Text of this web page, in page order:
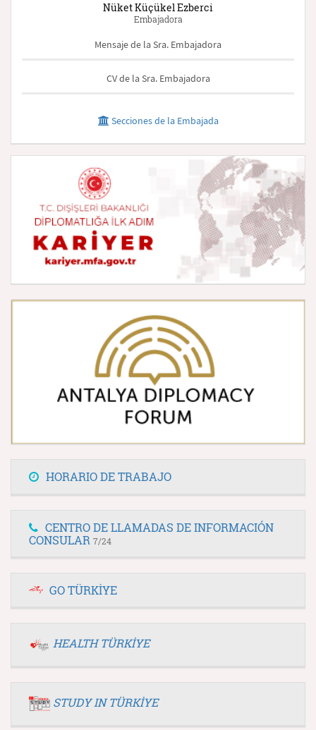
Nüket Küçükel Ezberci
Embajadora
Mensaje de la Sra. Embajadora
CV de la Sra. Embajadora
Secciones de la Embajada
HORARIO DE TRABAJO
CENTRO DE LLAMADAS DE INFORMACIÓN
CONSULAR 7/24
GO TÜRKİYE
HEALTH TÜRKİYE
STUDY IN TÜRKİYE